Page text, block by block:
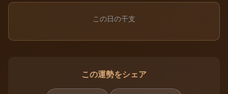
この日の干支
この運勢をシェア